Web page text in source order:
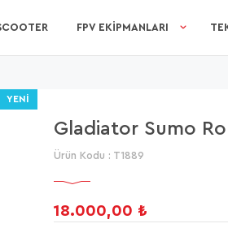
FPV EKIPMANLARI
YENI
Gladiator Sumo
Ürün Kodu : T1889
18.000,00 ₺